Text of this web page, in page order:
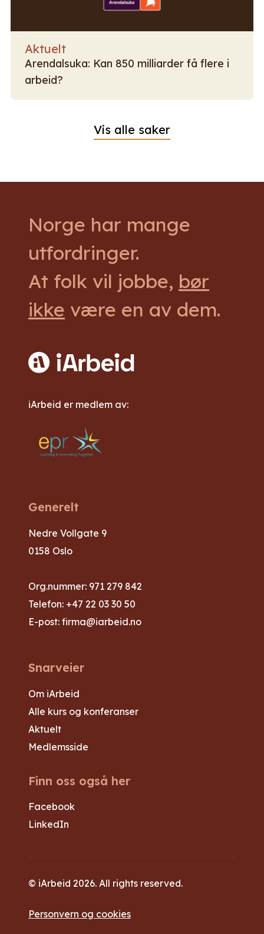
Aktuelt
Arendalsuka: Kan 850 milliarder få flere i
arbeid?
Vis alle saker
Norge har mange
utfordringer.
At folk vil jobbe, bør
ikke være en av dem.
iArbeid er medlem av:
Generelt
Nedre Vollgate 9
0158 Oslo
Org.nummer: 971 279 842
Telefon: +47 22 03 30 50
E-post: firma@iarbeid.no
Snarveier
Om iArbeid
Alle kurs og konferanser
Aktuelt
Medlemsside
Finn oss også her
Facebook
LinkedIn
© iArbeid 2026. All rights reserved.
Personvern og cookies